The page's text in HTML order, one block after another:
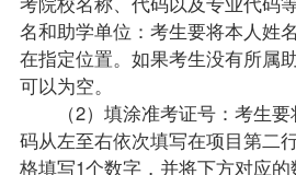
名和助学单位：考生要将本人姓
在指定位置。如果考生没有所属
可以为空。
（2）填涂准考证号：考生要
码从左至右依次填写在项目第二
格填写1个数字，并将下方对应的